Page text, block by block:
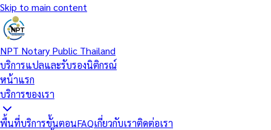
Skip to main content
NPT Notary Public Thailand
บริการแปลและรับรองนิติกรณ์
หน้าแรก
บริการของเรา
พื้นที่บริการขั้นตอนFAQเกี่ยวกับเราติดต่อเรา